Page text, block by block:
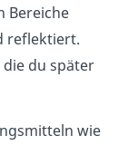
Bereiche
reflektiert.
die du später
wie